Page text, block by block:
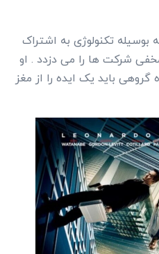
تکنولوژی به اشتراک
شرکت ها را می دزدد . او
باید یک ایده را از مغز